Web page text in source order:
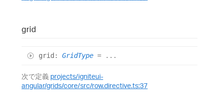
grid
grid : GridType = ...
次で定義 projects/igniteui-
angular/grids/core/src/row.directive.ts:37